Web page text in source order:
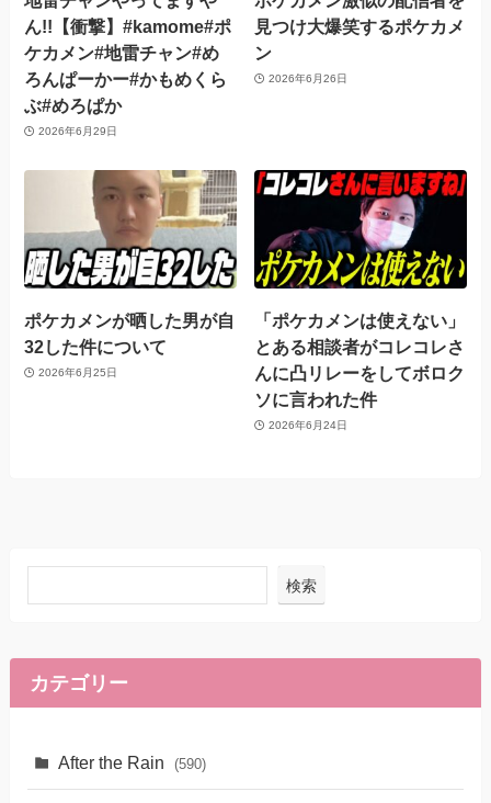
ん!!【衝撃】#kamome#ポ
ケカメン#地雷チャン#め
ろんぱーかー#かもめくら
ぶ#めろぱか
2026年6月29日
見つけ大爆笑するポケカメ
ン
2026年6月26日
ポケカメンが晒した男が自
32した件について
2026年6月25日
「ポケカメンは使えない」
とある相談者がコレコレさ
んに凸リレーをしてボロク
ソに言われた件
2026年6月24日
検索
カテゴリー
After the Rain (590)